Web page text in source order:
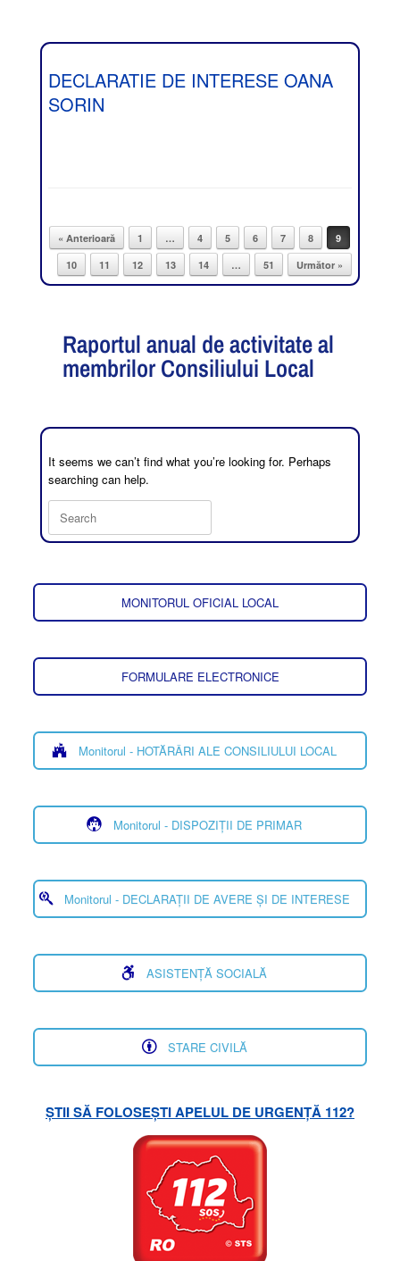
DECLARATIE DE INTERESE OANA
SORIN
Post navigation
« Anterioară 1 … 4 5 6 7 8
9
10
11 12 13 14 … 51 Următor »
Raportul anual de activitate al
membrilor Consiliului Local
It seems we can’t find what you’re looking for. Perhaps
searching can help.
MONITORUL OFICIAL LOCAL
FORMULARE ELECTRONICE
Monitorul - HOTĂRÂRI ALE CONSILIULUI LOCAL
Monitorul - DISPOZIȚII DE PRIMAR
Monitorul - DECLARAȚII DE AVERE ȘI DE INTERESE
ASISTENȚĂ SOCIALĂ
STARE CIVILĂ
ȘTII SĂ FOLOSEȘTI APELUL DE URGENȚĂ 112?